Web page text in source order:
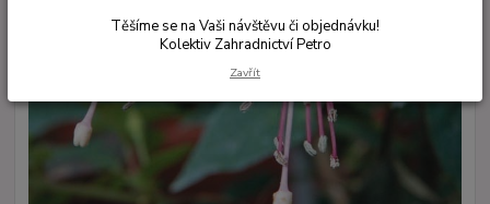
Těšíme se na Vaši návštěvu či objednávku!
Kolektiv Zahradnictví Petro
Zavřít